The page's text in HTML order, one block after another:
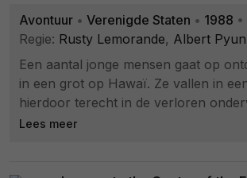
Avontuur • Verenigde Staten • 1988 •
Regie: Rusty Lemorande, Albert Pyun
Een aantal jonge mensen gaat op
in een grot op Hawaï. Ze vallen in
hierdoor terecht in de verloren
Lees meer